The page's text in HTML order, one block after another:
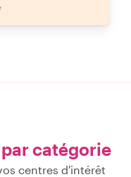
par catégorie
centres d'intérêt